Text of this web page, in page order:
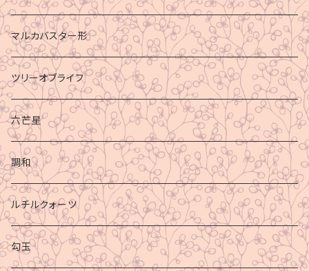
マルカバスター形
ツリーオブライフ
六芒星
調和
ルチルクォーツ
勾玉